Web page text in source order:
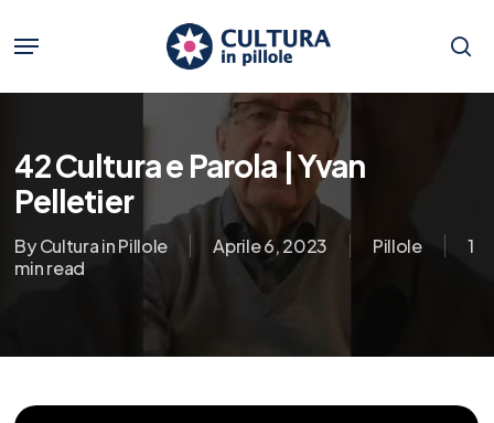
main
content
Menu
42 Cultura e Parola | Yvan
Pelletier
ByCultura in Pillole Aprile 6, 2023 Pillole
1
min read